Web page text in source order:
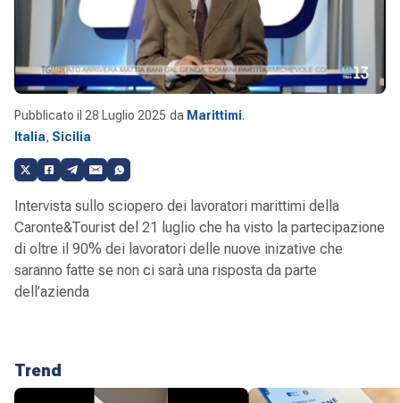
Pubblicato il 28 Luglio 2025 da Marittimi.
Italia, Sicilia
Intervista sullo sciopero dei lavoratori marittimi della
Caronte&Tourist del 21 luglio che ha visto la partecipazione
di oltre il 90% dei lavoratori delle nuove inizative che
saranno fatte se non ci sarà una risposta da parte
dell’azienda
Trend